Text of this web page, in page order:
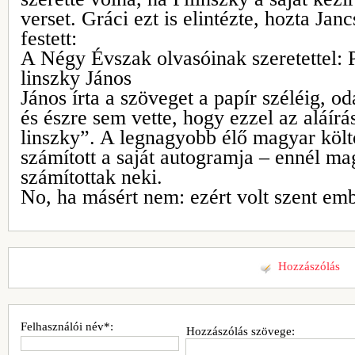
verset. Gráci ezt is elintézte, hozta
festett:
A Négy Évszak olvasóinak szeretettel:
linszky János
János írta a szöveget a papír széléig,
és észre sem vette, hogy ezzel az
linszky”. A legnagyobb élő magyar
számított a saját autogramja – ennél
számítottak neki.
No, ha másért nem: ezért volt szent
Hozzászólás
Hozzászólás szövege:
Felhasználói név*: